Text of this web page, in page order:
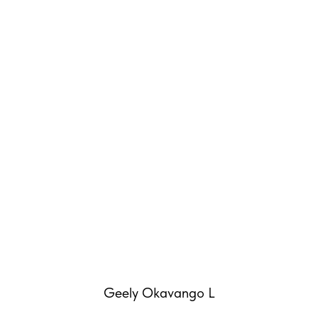
Geely Okavango L